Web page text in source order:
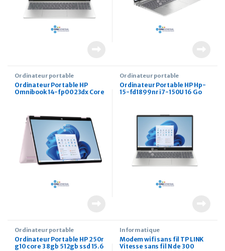
Ordinateur portable
Ordinateur Portable HP
Omnibook 14-fp0023dx Core
Ordinateur portable
Ordinateur Portable HP Hp-
15-fd1899nr i7-150U 16 Go
Ordinateur portable
Ordinateur Portable HP 250r
g10 core 3 8gb 512gb ssd 15.6
Informatique
Modem wifi sans fil TP LINK
Vitesse sans fil N de 300